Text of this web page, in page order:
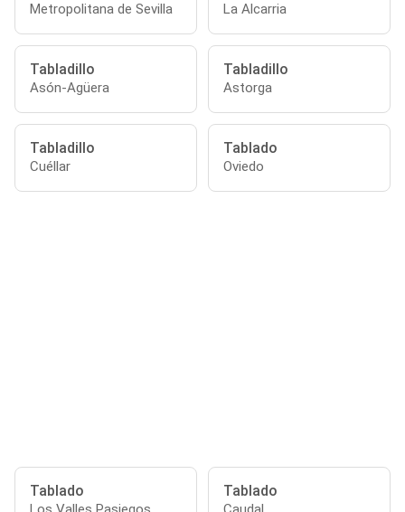
Metropolitana de Sevilla La Alcarria
Tabladillo
Asón-Agüera
Tabladillo
Astorga
Tabladillo
Cuéllar
Tablado
Oviedo
Tablado Tablado